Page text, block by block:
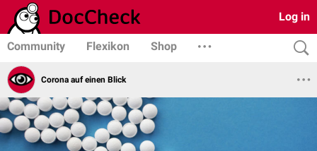
Log in
Community Flexikon Shop
Corona auf einen Blick